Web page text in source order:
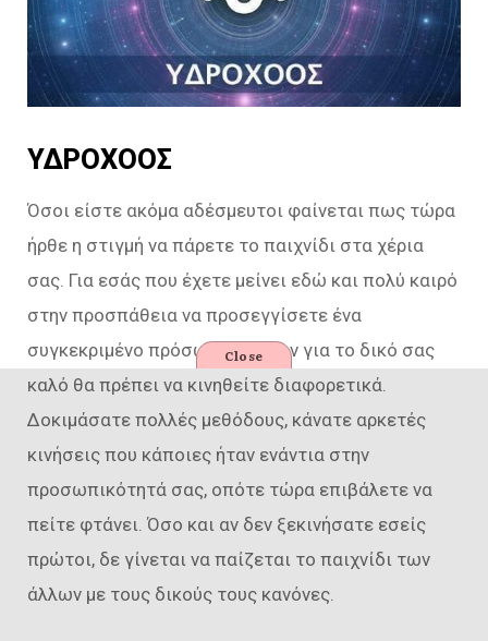
ΥΔΡΟΧΟΟΣ
Όσοι είστε ακόμα αδέσμευτοι φαίνεται πως τώρα
ήρθε η στιγμή να πάρετε το παιχνίδι στα χέρια
σας. Για εσάς που έχετε μείνει εδώ και πολύ καιρό
στην προσπάθεια να προσεγγίσετε ένα
συγκεκριμένο πρόσωπο, μάλλον για το δικό σας
καλό θα πρέπει να κινηθείτε διαφορετικά.
Δοκιμάσατε πολλές μεθόδους, κάνατε αρκετές
κινήσεις που κάποιες ήταν ενάντια στην
προσωπικότητά σας, οπότε τώρα επιβάλετε να
πείτε φτάνει. Όσο και αν δεν ξεκινήσατε εσείς
πρώτοι, δε γίνεται να παίζεται το παιχνίδι των
άλλων με τους δικούς τους κανόνες.
Close